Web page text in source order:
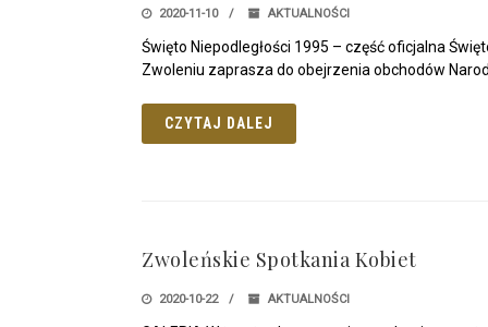
2020-11-10 AKTUALNOŚCI
Święto Niepodległości 1995 – część oficjalna
Zwoleniu zaprasza do obejrzenia obchodów
CZYTAJ DALEJ
Zwoleńskie Spotkania Kobiet
2020-10-22 AKTUALNOŚCI